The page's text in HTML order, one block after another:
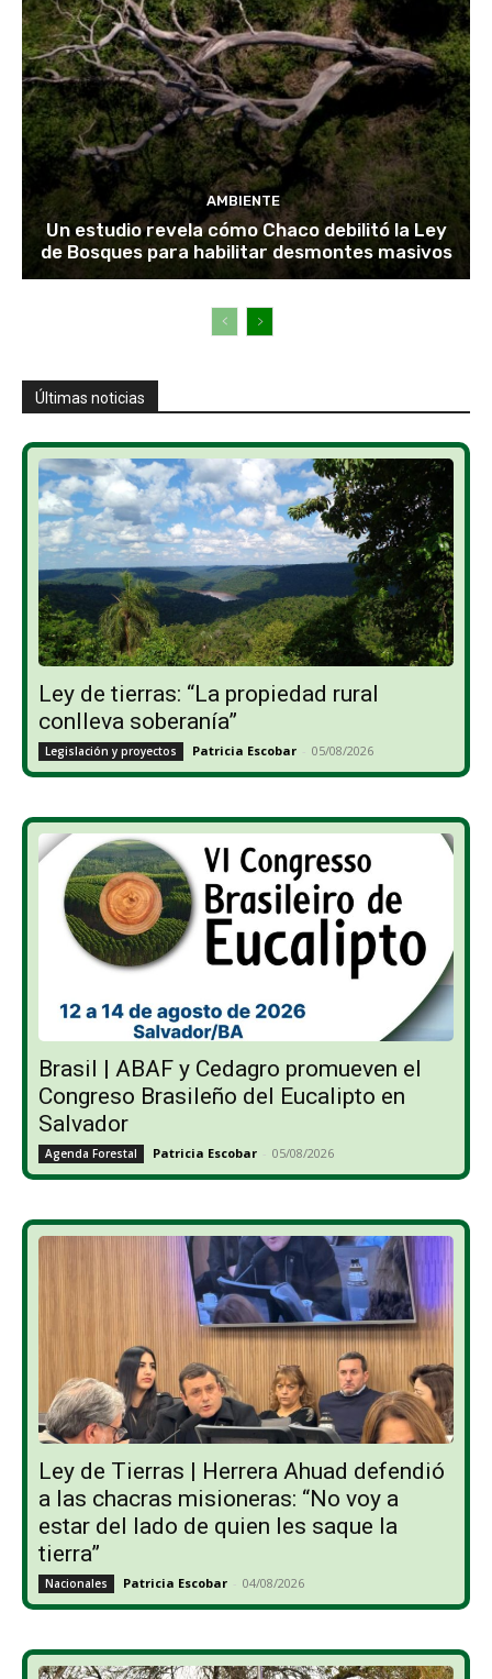
AMBIENTE
Un estudio revela cómo Chaco debilitó la Ley
de Bosques para habilitar desmontes masivos
Últimas noticias
Ley de tierras: “La propiedad rural
conlleva soberanía”
Legislación y proyectos Patricia Escobar - 05/08/2026
Brasil | ABAF y Cedagro promueven el
Congreso Brasileño del Eucalipto en
Salvador
Agenda Forestal Patricia Escobar - 05/08/2026
Ley de Tierras | Herrera Ahuad defendió
a las chacras misioneras: “No voy a
estar del lado de quien les saque la
tierra”
Nacionales Patricia Escobar - 04/08/2026